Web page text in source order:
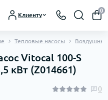
Клиенту
0
Тепловые насосы
Vitocal 100-S
кВт (Z014661)
0